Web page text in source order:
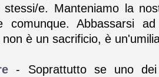
e. Manteniamo la
comunque. Abbassarsi ad
è un sacrificio, è
- Soprattutto se uno